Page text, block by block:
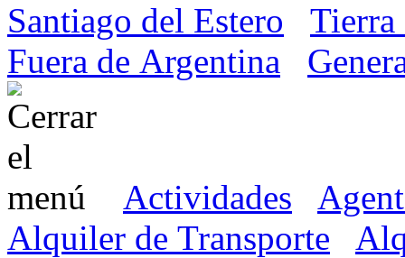
Santiago del Estero
Tierra
Fuera de Argentina
Actividades
Alquiler de Transporte